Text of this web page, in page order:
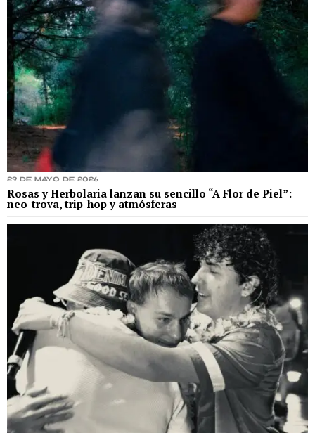
29 de mayo de 2026
Rosas y Herbolaria lanzan su sencillo “A Flor de Piel”:
neo-trova, trip-hop y atmósferas